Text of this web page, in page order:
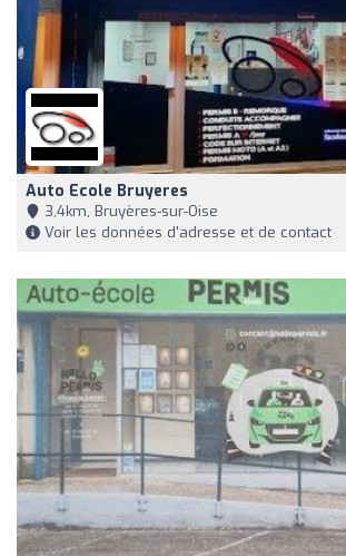
Auto Ecole Bruyeres
3,4km, Bruyères-sur-Oise
Voir les données d'adresse et de contact